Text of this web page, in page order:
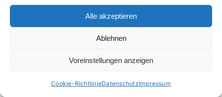
Alle akzeptieren
Ablehnen
Voreinstellungen anzeigen
Cookie-RichtlinieDatenschutzImpressum
– 833039-9 • E-Mail: MandA@senneke.de